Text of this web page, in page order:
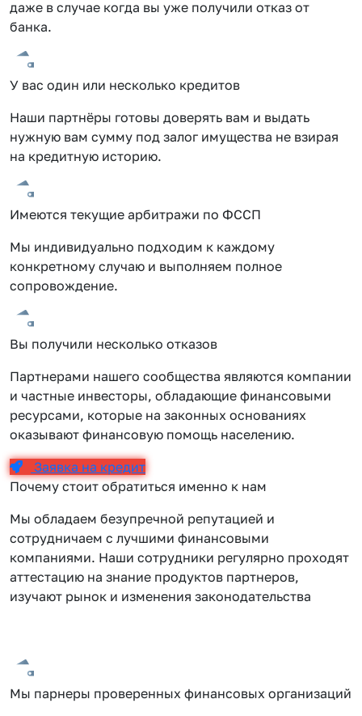
даже в случае когда вы уже получили отказ от
банка.
У вас один или несколько кредитов
Наши партнёры готовы доверять вам и выдать
нужную вам сумму под залог имущества не взирая
на кредитную историю.
Имеются текущие арбитражи по ФССП
Мы индивидуально подходим к каждому
конкретному случаю и выполняем полное
сопровождение.
Вы получили несколько отказов
Партнерами нашего сообщества являются компании
и частные инвесторы, обладающие финансовыми
ресурсами, которые на законных основаниях
оказывают финансовую помощь населению.
Заявка на кредит
Почему стоит обратиться именно к нам
Мы обладаем безупречной репутацией и
сотрудничаем с лучшими финансовыми
компаниями. Наши сотрудники регулярно проходят
аттестацию на знание продуктов партнеров,
изучают рынок и изменения законодательства
Мы парнеры проверенных финансовых организаций